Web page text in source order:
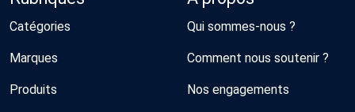
Catégories
Marques
Produits
Qui sommes-nous ?
Comment nous soutenir ?
Nos engagements